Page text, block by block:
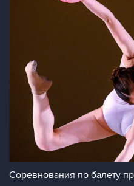
Соревнования по балету